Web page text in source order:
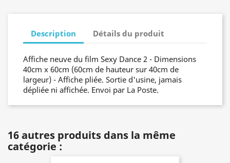
Description Détails du produit
Affiche neuve du film Sexy Dance 2 - Dimensions
40cm x 60cm (60cm de hauteur sur 40cm de
largeur) - Affiche pliée. Sortie d'usine, jamais
dépliée ni affichée. Envoi par La Poste.
16 autres produits dans la même
catégorie :